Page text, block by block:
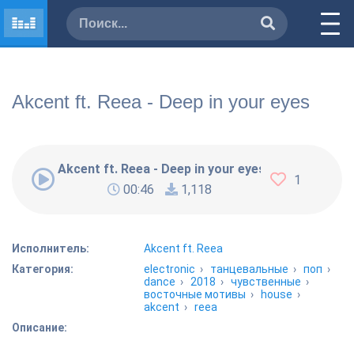
Akcent ft. Reea - Deep in your eyes
Akcent ft. Reea - Deep in your eyes
00:46
1,118
1
Исполнитель:
Akcent ft. Reea
Категория:
electronic › танцевальные ›поп ›
dance › 2018 ›чувственные ›
восточные мотивы › house ›
akcent ›reea
Описание: